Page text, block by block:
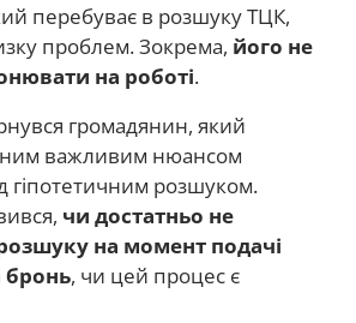
перебуває в розшуку ТЦК,
проблем. Зокрема, його не
на роботі.
громадянин, який
важливим нюансом
гіпотетичним розшуком.
чи достатньо не
на момент подачі
бронь, чи цей процес є